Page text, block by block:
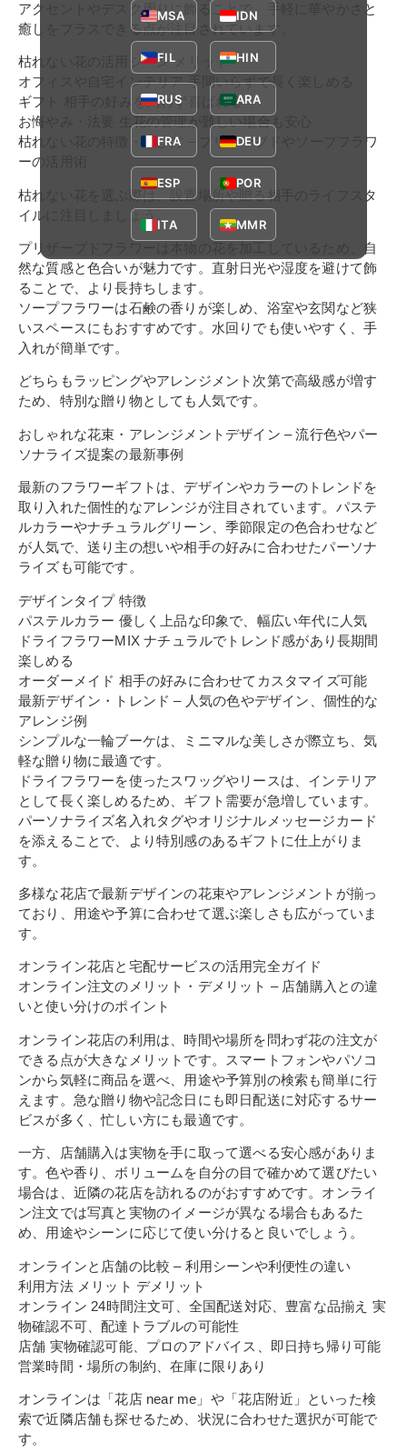
アクセントやデスク周りに飾ることで、手軽に華やかさと
癒しをプラスできる点が注目されています。
枯れない花の活用シーン メリット
オフィスや自宅インテリア 手間いらずで長く楽しめる
ギフト 相手の好みを問わず喜ばれる
お悔やみ・法要 生花の管理が難しい場合も安心
枯れない花の特徴・選び方 – プリザーブドやソープフラワ
ーの活用術
枯れない花を選ぶ際は、設置場所や贈る相手のライフスタ
イルに注目しましょう。
プリザーブドフラワーは本物の花を加工しているため、自
然な質感と色合いが魅力です。直射日光や湿度を避けて飾
ることで、より長持ちします。
ソープフラワーは石鹸の香りが楽しめ、浴室や玄関など狭
いスペースにもおすすめです。水回りでも使いやすく、手
入れが簡単です。
どちらもラッピングやアレンジメント次第で高級感が増す
ため、特別な贈り物としても人気です。
おしゃれな花束・アレンジメントデザイン – 流行色やパー
ソナライズ提案の最新事例
最新のフラワーギフトは、デザインやカラーのトレンドを
取り入れた個性的なアレンジが注目されています。パステ
ルカラーやナチュラルグリーン、季節限定の色合わせなど
が人気で、送り主の想いや相手の好みに合わせたパーソナ
ライズも可能です。
デザインタイプ 特徴
パステルカラー 優しく上品な印象で、幅広い年代に人気
ドライフラワーMIX ナチュラルでトレンド感があり長期間
楽しめる
オーダーメイド 相手の好みに合わせてカスタマイズ可能
最新デザイン・トレンド – 人気の色やデザイン、個性的な
アレンジ例
シンプルな一輪ブーケは、ミニマルな美しさが際立ち、気
軽な贈り物に最適です。
ドライフラワーを使ったスワッグやリースは、インテリア
として長く楽しめるため、ギフト需要が急増しています。
パーソナライズ名入れタグやオリジナルメッセージカード
を添えることで、より特別感のあるギフトに仕上がりま
す。
多様な花店で最新デザインの花束やアレンジメントが揃っ
ており、用途や予算に合わせて選ぶ楽しさも広がっていま
す。
オンライン花店と宅配サービスの活用完全ガイド
オンライン注文のメリット・デメリット – 店舗購入との違
いと使い分けのポイント
オンライン花店の利用は、時間や場所を問わず花の注文が
できる点が大きなメリットです。スマートフォンやパソコ
ンから気軽に商品を選べ、用途や予算別の検索も簡単に行
えます。急な贈り物や記念日にも即日配送に対応するサー
ビスが多く、忙しい方にも最適です。
一方、店舗購入は実物を手に取って選べる安心感がありま
す。色や香り、ボリュームを自分の目で確かめて選びたい
場合は、近隣の花店を訪れるのがおすすめです。オンライ
ン注文では写真と実物のイメージが異なる場合もあるた
め、用途やシーンに応じて使い分けると良いでしょう。
オンラインと店舗の比較 – 利用シーンや利便性の違い
利用方法 メリット デメリット
オンライン 24時間注文可、全国配送対応、豊富な品揃え 実
物確認不可、配達トラブルの可能性
店舗 実物確認可能、プロのアドバイス、即日持ち帰り可能
営業時間・場所の制約、在庫に限りあり
オンラインは「花店 near me」や「花店附近」といった検
索で近隣店舗も探せるため、状況に合わせた選択が可能で
す。
MSA IDN
FIL HIN
RUS ARA
FRA DEU
ESP POR
ITA MMR